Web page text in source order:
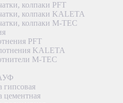
колпаки PFT
колпаки KALETA
колпаки M-TEC
PFT
KALETA
M-TEC
гипсовая
цементная